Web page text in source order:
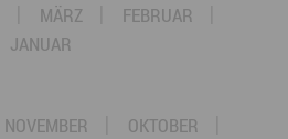
MÄRZ
FEBRUAR
JANUAR
NOVEMBER
OKTOBER